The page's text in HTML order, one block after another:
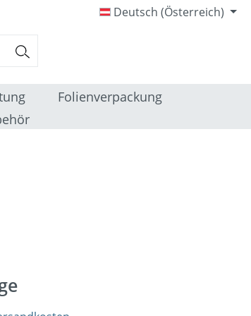
Deutsch (Österreich)
Folienverpackung